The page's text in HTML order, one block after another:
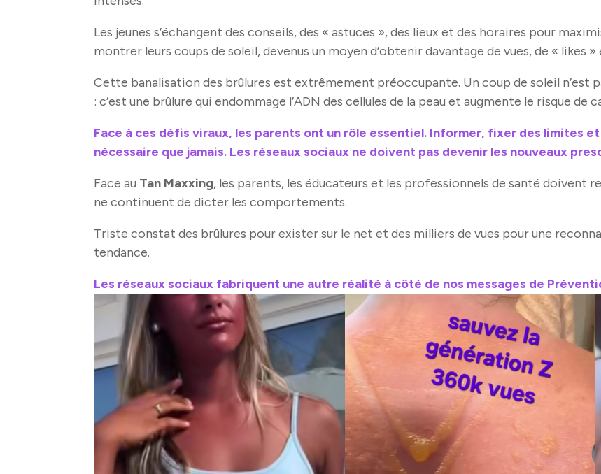
Les jeunes s’échangent des conseils, des « astuces », des lieux et des horaires pour
montrer leurs coups de soleil, devenus un moyen d’obtenir davantage de vues, de « likes
Cette banalisation des brûlures est extrêmement préoccupante. Un coup de soleil n’est
: c’est une brûlure qui endommage l’ADN des cellules de la peau et augmente le risque
Face à ces défis viraux, les parents ont un rôle essentiel. Informer, fixer des limites
nécessaire que jamais. Les réseaux sociaux ne doivent pas devenir les nouveaux
Face au Tan Maxxing, les parents, les éducateurs et les professionnels de santé doivent
ne continuent de dicter les comportements.
Triste constat des brûlures pour exister sur le net et des milliers de vues pour une
tendance.
Les réseaux sociaux fabriquent une autre réalité à côté de nos messages de